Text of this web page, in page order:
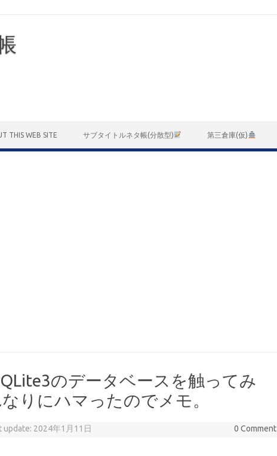
THIS WEB SITE サブタイトルネタ帳(分散型) 第三倉庫(仮)
のデータベースを触ってみ
りにハマったのでメモ。
update: 2024年1月11日 0 Comment